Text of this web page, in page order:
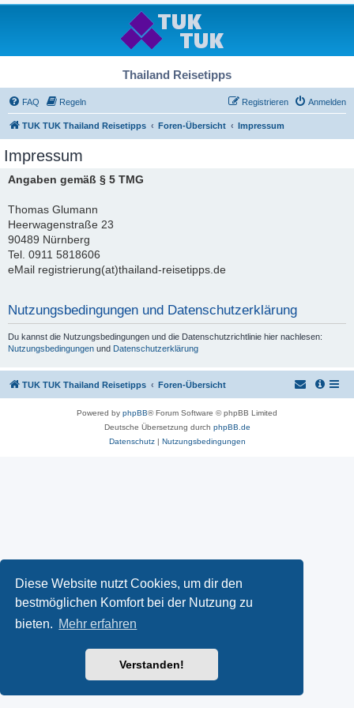
Diese Website nutzt Cookies, um dir den
bestmöglichen Komfort bei der Nutzung zu
bieten. Mehr erfahren
Verstanden!
Thailand Reisetipps
FAQ Regeln Anmelden
Registrieren
TUK TUK Thailand Reisetipps Foren-Übersicht Impressum
Impressum
Angaben gemäß § 5 TMG
Thomas Glumann
Heerwagenstraße 23
90489 Nürnberg
Tel. 0911 5818606
eMail registrierung(at)thailand-reisetipps.de
Nutzungsbedingungen und Datenschutzerklärung
Du kannst die Nutzungsbedingungen und die Datenschutzrichtlinie hier nachlesen:
Nutzungsbedingungen und Datenschutzerklärung
TUK TUK Thailand Reisetipps Foren-Übersicht
Powered by phpBB® Forum Software © phpBB Limited
Deutsche Übersetzung durch phpBB.de
Datenschutz| Nutzungsbedingungen